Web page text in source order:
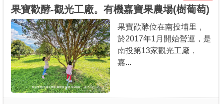
果寶歡酵-觀光工廠。有機嘉寶果農場(樹葡萄)
果寶歡酵位在南投埔里，
於2017年1月開始營運，是
南投第13家觀光工廠，
嘉...